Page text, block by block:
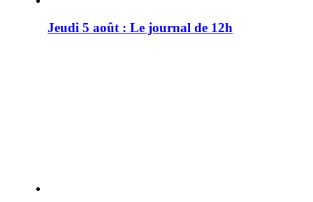
Jeudi 5 août : Le journal de 12h